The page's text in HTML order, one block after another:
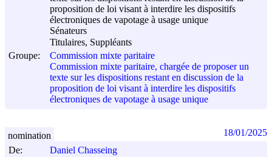
proposition de loi visant à interdire les dispositifs
électroniques de vapotage à usage unique
Sénateurs
Titulaires, Suppléants
Groupe:
Commission mixte paritaire
Commission mixte paritaire, chargée de proposer un
texte sur les dispositions restant en discussion de la
proposition de loi visant à interdire les dispositifs
électroniques de vapotage à usage unique
De:
Daniel Chasseing
nomination 18/01/2025